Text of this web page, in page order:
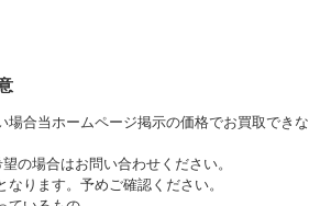
場合当ホームページ掲示の価格でお買取できな
の場合はお問い合わせください。
ります。予めご確認ください。